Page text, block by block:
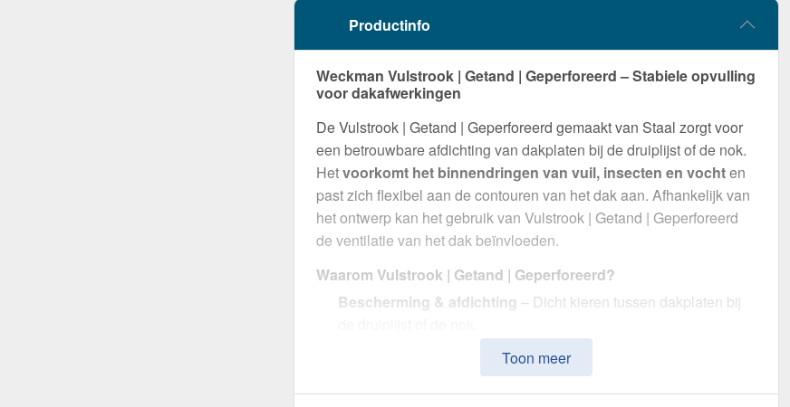
Productinfo
Weckman Vulstrook | Getand | Geperforeerd – Stabiele opvulling
voor dakafwerkingen
De Vulstrook | Getand | Geperforeerd gemaakt van Staal zorgt voor
een betrouwbare afdichting van dakplaten bij de druiplijst of de nok.
Hetvoorkomt het binnendringen van vuil, insecten en vochten
past zich flexibel aan de contouren van het dak aan. Afhankelijk van
het ontwerp kan het gebruik van Vulstrook | Getand | Geperforeerd
de ventilatie van het dak beïnvloeden.
Waarom Vulstrook | Getand | Geperforeerd?
Bescherming & afdichting – Dicht kieren tussen dakplaten bij
Selecteerbaar– Met openingen variant zorgt voor luchtcirculatie,
Toon meer